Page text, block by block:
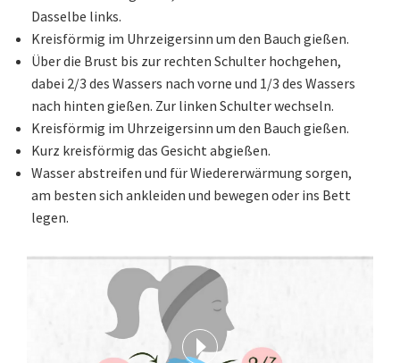
Dasselbe links.
Kreisförmig im Uhrzeigersinn um den Bauch gießen.
Über die Brust bis zur rechten Schulter hochgehen,
dabei 2/3 des Wassers nach vorne und 1/3 des Wassers
nach hinten gießen. Zur linken Schulter wechseln.
Kreisförmig im Uhrzeigersinn um den Bauch gießen.
Kurz kreisförmig das Gesicht abgießen.
Wasser abstreifen und für Wiedererwärmung sorgen,
am besten sich ankleiden und bewegen oder ins Bett
legen.